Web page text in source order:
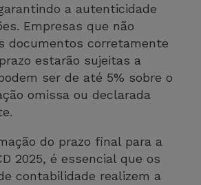
a autenticidade
Empresas que não
documentos corretamente
estarão sujeitas a
ser de até 5% sobre o
omissa ou declarada
do prazo final para a
2025, é essencial que os
contabilidade realizem a